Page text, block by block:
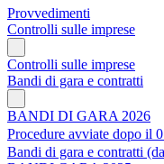
Provvedimenti
Controlli sulle imprese
Controlli sulle imprese
Bandi di gara e contratti
BANDI DI GARA 2026
Procedure avviate dopo il
Bandi di gara e contratti